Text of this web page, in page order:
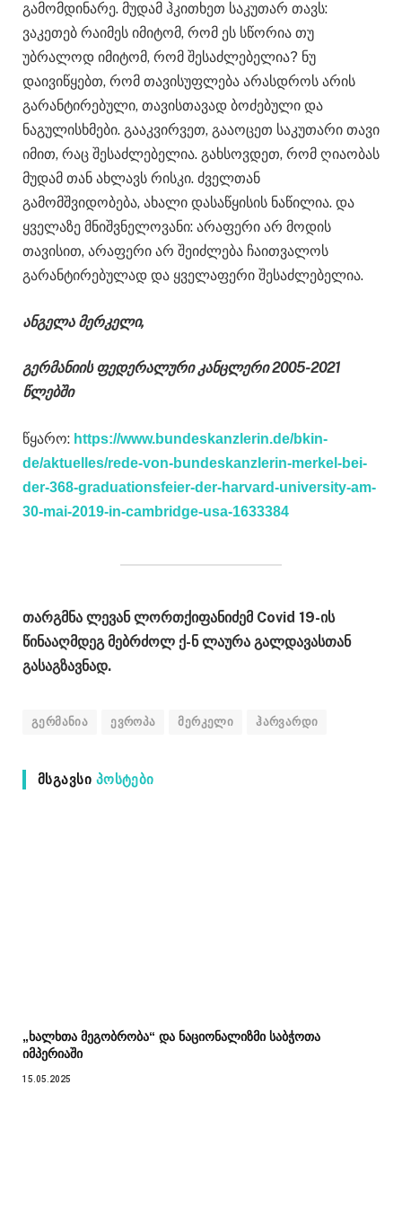
გამომდინარე. მუდამ ჰკითხეთ საკუთარ თავს:
ვაკეთებ რაიმეს იმიტომ, რომ ეს სწორია თუ
უბრალოდ იმიტომ, რომ შესაძლებელია? ნუ
დაივიწყებთ, რომ თავისუფლება არასდროს არის
გარანტირებული, თავისთავად ბოძებული და
ნაგულისხმები. გააკვირვეთ, გააოცეთ საკუთარი თავი
იმით, რაც შესაძლებელია. გახსოვდეთ, რომ ღიაობას
მუდამ თან ახლავს რისკი. ძველთან
გამომშვიდობება, ახალი დასაწყისის ნაწილია. და
ყველაზე მნიშვნელოვანი: არაფერი არ მოდის
თავისით, არაფერი არ შეიძლება ჩაითვალოს
გარანტირებულად და ყველაფერი შესაძლებელია.
ანგელა მერკელი,
გერმანიის ფედერალური კანცლერი 2005-2021
წლებში
წყარო: https://www.bundeskanzlerin.de/bkin-
de/aktuelles/rede-von-bundeskanzlerin-merkel-bei-
der-368-graduationsfeier-der-harvard-university-am-
30-mai-2019-in-cambridge-usa-1633384
თარგმნა ლევან ლორთქიფანიძემ Covid 19-ის
წინააღმდეგ მებრძოლ ქ-ნ ლაურა გალდავასთან
გასაგზავნად.
გერმანია ევროპა მერკელი ჰარვარდი
ᲛᲡᲒᲐᲕᲡᲘ ᲞᲝᲡᲢᲔᲑᲘ
„ხალხთა მეგობრობა“ და ნაციონალიზმი საბჭოთა
იმპერიაში
15.05.2025